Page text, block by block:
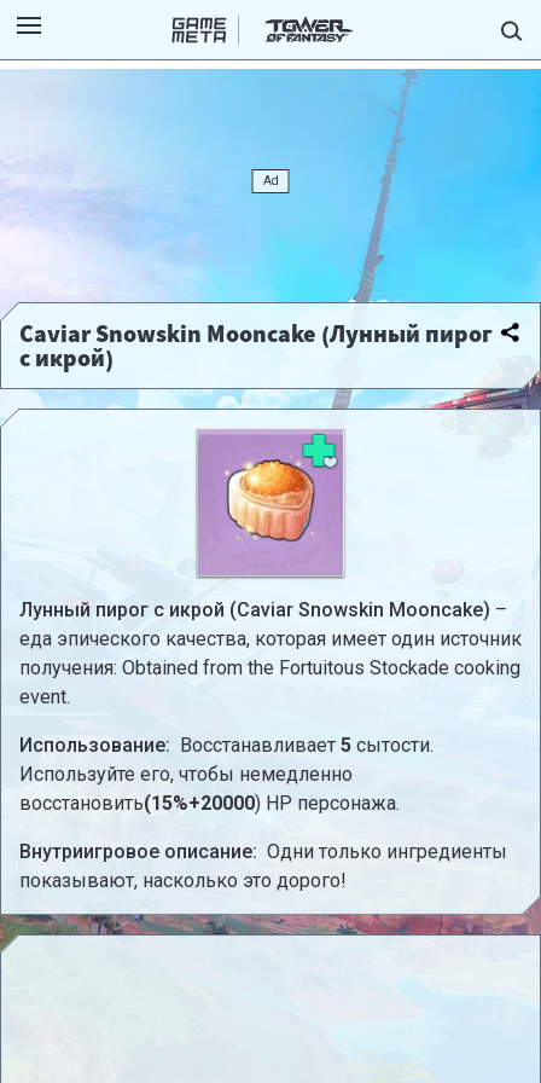
Caviar Snowskin Mooncake (Лунный пирог
с икрой)
Лунный пирог с икрой (Caviar Snowskin Mooncake) –
еда эпического качества, которая имеет один источник
получения: Obtained from the Fortuitous Stockade cooking
event.
Использование: Восстанавливает 5 сытости.
Используйте его, чтобы немедленно
восстановить(15%+20000) HP персонажа.
Внутриигровое описание: Одни только ингредиенты
показывают, насколько это дорого!